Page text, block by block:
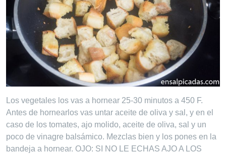
Los vegetales los vas a hornear 25-30 minutos a 450 F.
Antes de hornearlos vas untar aceite de oliva y sal, y en el
caso de los tomates, ajo molido, aceite de oliva, sal y un
poco de vinagre balsámico. Mezclas bien y los pones en la
bandeja a hornear. OJO: SI NO LE ECHAS AJO A LOS